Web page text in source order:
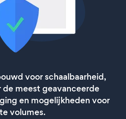
voor schaalbaarheid,
meest geavanceerde
en mogelijkheden voor
volumes.